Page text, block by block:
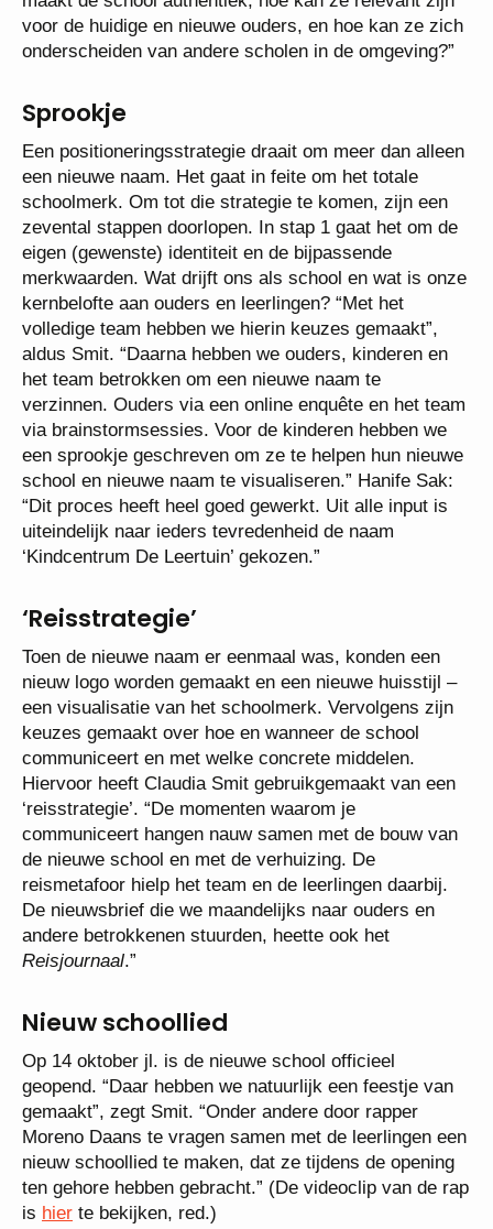
voor de huidige en nieuwe ouders, en hoe kan ze zich
onderscheiden van andere scholen in de omgeving?”
Sprookje
Een positioneringsstrategie draait om meer dan alleen
een nieuwe naam. Het gaat in feite om het totale
schoolmerk. Om tot die strategie te komen, zijn een
zevental stappen doorlopen. In stap 1 gaat het om de
eigen (gewenste) identiteit en de bijpassende
merkwaarden. Wat drijft ons als school en wat is onze
kernbelofte aan ouders en leerlingen? “Met het
volledige team hebben we hierin keuzes gemaakt”,
aldus Smit. “Daarna hebben we ouders, kinderen en
het team betrokken om een nieuwe naam te
verzinnen. Ouders via een online enquête en het team
via brainstormsessies. Voor de kinderen hebben we
een sprookje geschreven om ze te helpen hun nieuwe
school en nieuwe naam te visualiseren.” Hanife Sak:
“Dit proces heeft heel goed gewerkt. Uit alle input is
uiteindelijk naar ieders tevredenheid de naam
‘Kindcentrum De Leertuin’ gekozen.”
‘Reisstrategie’
Toen de nieuwe naam er eenmaal was, konden een
nieuw logo worden gemaakt en een nieuwe huisstijl –
een visualisatie van het schoolmerk. Vervolgens zijn
keuzes gemaakt over hoe en wanneer de school
communiceert en met welke concrete middelen.
Hiervoor heeft Claudia Smit gebruikgemaakt van een
‘reisstrategie’. “De momenten waarom je
communiceert hangen nauw samen met de bouw van
de nieuwe school en met de verhuizing. De
reismetafoor hielp het team en de leerlingen daarbij.
De nieuwsbrief die we maandelijks naar ouders en
andere betrokkenen stuurden, heette ook het
Reisjournaal.”
Nieuw schoollied
Op 14 oktober jl. is de nieuwe school officieel
geopend. “Daar hebben we natuurlijk een feestje van
gemaakt”, zegt Smit. “Onder andere door rapper
Moreno Daans te vragen samen met de leerlingen een
nieuw schoollied te maken, dat ze tijdens de opening
ten gehore hebben gebracht.” (De videoclip van de rap
is hier te bekijken, red.)